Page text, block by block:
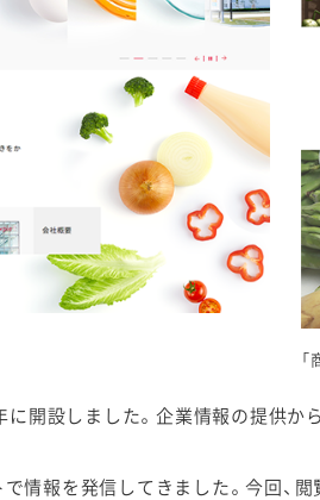
開設しました。企業情報の提供か
情報を発信してきました。今回、